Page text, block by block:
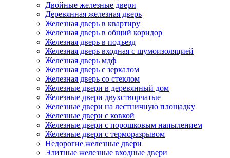
Двойные железные двери
Деревянная железная дверь
Железная дверь в квартиру
Железная дверь в общий коридор
Железная дверь в подъезд
Железная дверь входная с шумоизоляцией
Железная дверь мдф
Железная дверь с зеркалом
Железная дверь со стеклом
Железные двери в деревянный дом
Железные двери двухстворчатые
Железные двери на лестничную площадку
Железные двери с ковкой
Железные двери с порошковым напылением
Железные двери с терморазрывом
Недорогие железные двери
Элитные железные входные двери